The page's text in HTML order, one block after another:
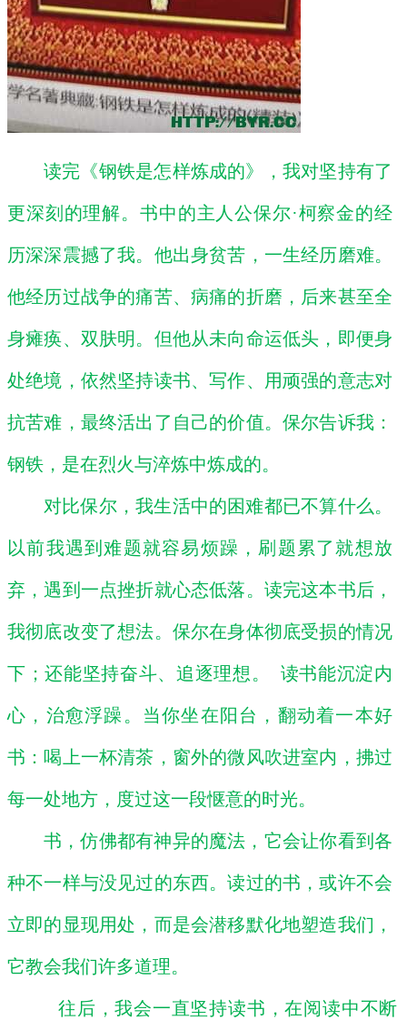
读完《钢铁是怎样炼成的》，我对坚持有了
更深刻的理解。书中的主人公保尔·柯察金的经
历深深震撼了我。他出身贫苦，一生经历磨难。
他经历过战争的痛苦、病痛的折磨，后来甚至全
身瘫痪、双肤明。但他从未向命运低头，即便身
处绝境，依然坚持读书、写作、用顽强的意志对
抗苦难，最终活出了自己的价值。保尔告诉我：
钢铁，是在烈火与淬炼中炼成的。
对比保尔，我生活中的困难都已不算什么。
以前我遇到难题就容易烦躁，刷题累了就想放
弃，遇到一点挫折就心态低落。读完这本书后，
我彻底改变了想法。保尔在身体彻底受损的情况
下；还能坚持奋斗、追逐理想。 读书能沉淀内
心，治愈浮躁。当你坐在阳台，翻动着一本好
书：喝上一杯清茶，窗外的微风吹进室内，拂过
每一处地方，度过这一段惬意的时光。
书，仿佛都有神异的魔法，它会让你看到各
种不一样与没见过的东西。读过的书，或许不会
立即的显现用处，而是会潜移默化地塑造我们，
它教会我们许多道理。
往后，我会一直坚持读书，在阅读中不断